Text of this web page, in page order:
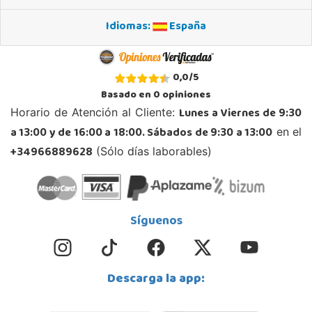
POCAS UNIDADES
Juguetilandia Don Benito Vegas
AV/ Vegas Altas Nº 27-2
06400, Don Benito
924 805 636
Localizar Tienda
Juguetilandia Elche-Ctra.Crevillente
Crta. Crevillente Pol. Llano de San José, Calle Reus, Nº 4 local 1
Idiomas:
España
0,0/5
Basado en0opiniones
Horario de Atención al Cliente: Lunes a Viernes de 9:30
a 13:00 y de 16:00 a 18:00. Sábados de 9:30 a 13:00 en el
+34966889628 (Sólo días laborables)
Síguenos
Descarga la app: